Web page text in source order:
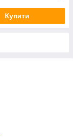
Купити